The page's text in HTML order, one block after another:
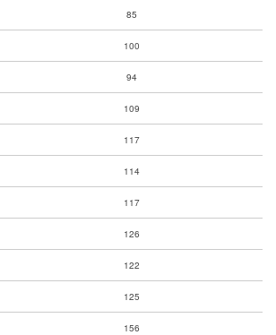
85
100
94
109
117
114
117
126
122
125
156